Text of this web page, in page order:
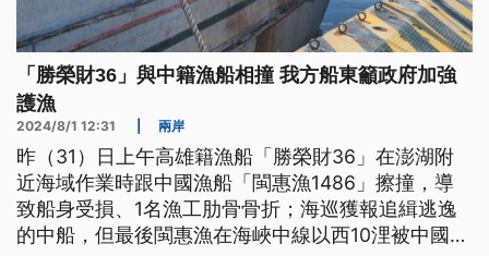
「勝榮財36」與中籍漁船相撞 我方船東籲政府加強
護漁
2024/8/1 12:31 兩岸
昨（31）日上午高雄籍漁船「勝榮財36」在澎湖附
近海域作業時跟中國漁船「閩惠漁1486」擦撞，導
致船身受損、1名漁工肋骨骨折；海巡獲報追緝逃逸
的中船，但最後閩惠漁在海峽中線以西10浬被中國海